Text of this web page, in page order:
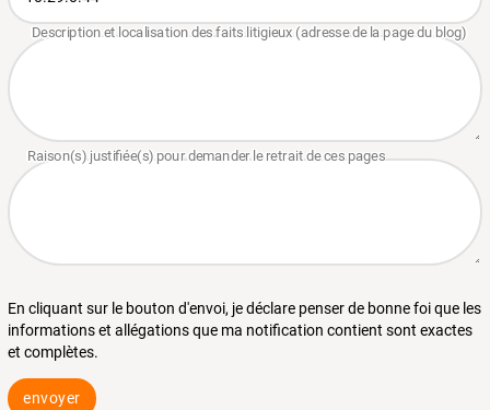
En cliquant sur le bouton d'envoi, je déclare penser de bonne foi que les
informations et allégations que ma notification contient sont exactes
et complètes.
envoyer